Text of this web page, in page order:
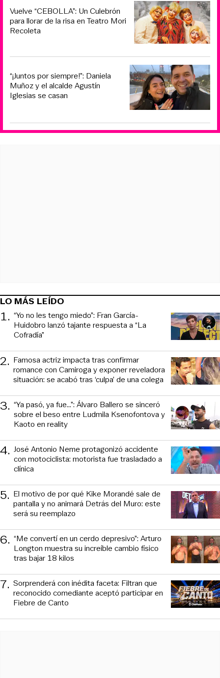
Vuelve “CEBOLLA”: Un Culebrón
para llorar de la risa en Teatro Mori
Recoleta
“¡Juntos por siempre!”: Daniela
Muñoz y el alcalde Agustín
Iglesias se casan
LO MÁS LEÍDO
1. “Yo no les tengo miedo”: Fran García-
Huidobro lanzó tajante respuesta a “La
Cofradía”
2. Famosa actriz impacta tras confirmar
romance con Camiroga y exponer reveladora
situación: se acabó tras ‘culpa’ de una colega
3. “Ya pasó, ya fue...”: Álvaro Ballero se sinceró
sobre el beso entre Ludmila Ksenofontova y
Kaoto en reality
4. José Antonio Neme protagonizó accidente
con motociclista: motorista fue trasladado a
clínica
5. El motivo de por qué Kike Morandé sale de
pantalla y no animará Detrás del Muro: este
será su reemplazo
6. “Me convertí en un cerdo depresivo”: Arturo
Longton muestra su increíble cambio físico
tras bajar 18 kilos
7. Sorprenderá con inédita faceta: Filtran que
reconocido comediante aceptó participar en
Fiebre de Canto